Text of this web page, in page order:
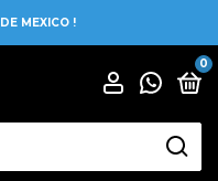
MEXICO !
0